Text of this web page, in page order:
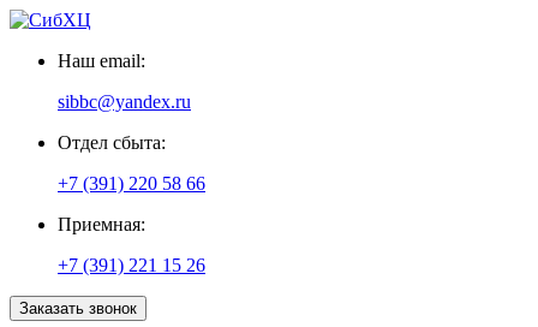
Наш email:
sibbc@yandex.ru
Отдел сбыта:
+7 (391) 220 58 66
Приемная:
+7 (391) 221 15 26
Заказать звонок